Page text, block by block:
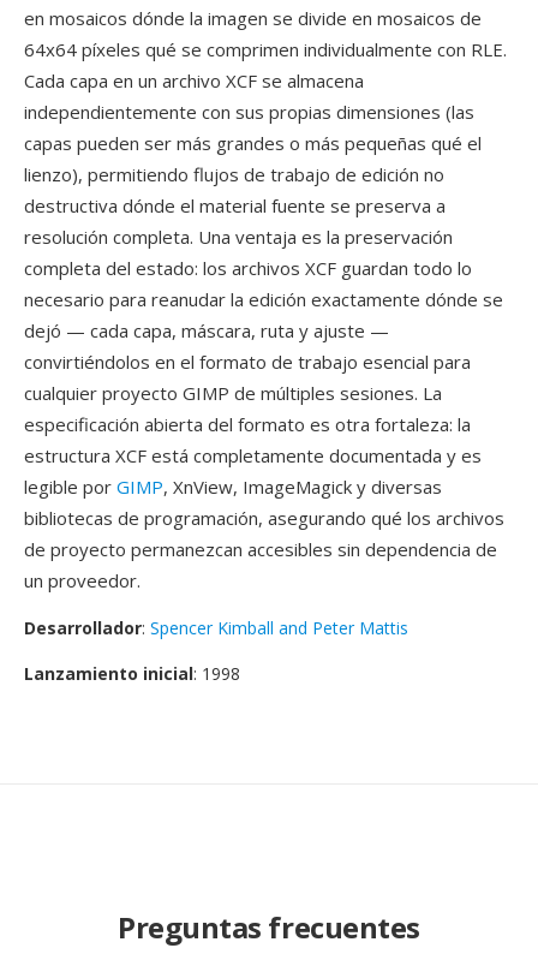
en mosaicos dónde la imagen se divide en mosaicos de
64x64 píxeles qué se comprimen individualmente con RLE.
Cada capa en un archivo XCF se almacena
independientemente con sus propias dimensiones (las
capas pueden ser más grandes o más pequeñas qué el
lienzo), permitiendo flujos de trabajo de edición no
destructiva dónde el material fuente se preserva a
resolución completa. Una ventaja es la preservación
completa del estado: los archivos XCF guardan todo lo
necesario para reanudar la edición exactamente dónde se
dejó — cada capa, máscara, ruta y ajuste —
convirtiéndolos en el formato de trabajo esencial para
cualquier proyecto GIMP de múltiples sesiones. La
especificación abierta del formato es otra fortaleza: la
estructura XCF está completamente documentada y es
legible por GIMP, XnView, ImageMagick y diversas
bibliotecas de programación, asegurando qué los archivos
de proyecto permanezcan accesibles sin dependencia de
un proveedor.
Desarrollador: Spencer Kimball and Peter Mattis
Lanzamiento inicial: 1998
Preguntas frecuentes